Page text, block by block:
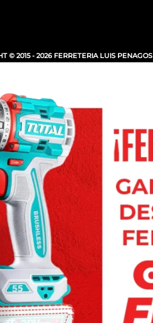
© 2015 - 2026 FERRETERIA LUIS PENAGOS